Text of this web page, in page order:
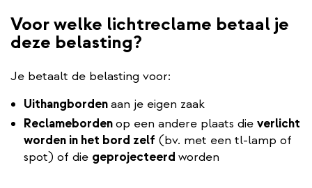
Voor welke lichtreclame betaal je
deze belasting?
Je betaalt de belasting voor:
Uithangbordenaan je eigen zaak
Reclamebordenop een andere plaats die verlicht
worden in het bord zelf (bv. met een tl-lamp of
spot) of die geprojecteerd worden